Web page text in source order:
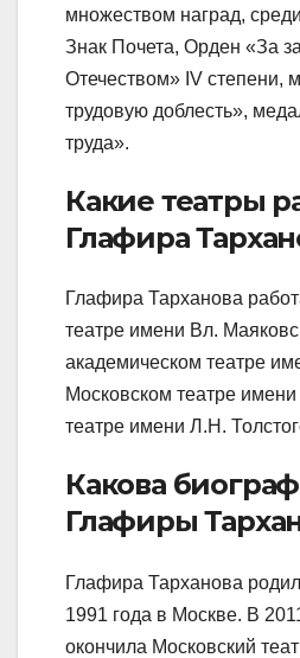
множеством наград,
Знак Почета, Орден «За
Отечеством» IV степени,
трудовую доблесть»,
труда».
Какие театры
Глафира
Глафира Тарханова
театре имени Вл.
академическом театре
Московском театре
театре имени Л.Н.
Какова
Глафиры
Глафира Тарханова
1991 года в Москве. В
окончила Московский